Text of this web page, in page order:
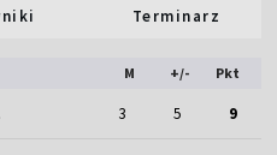
Terminarz
M +/- Pkt
3 5 9